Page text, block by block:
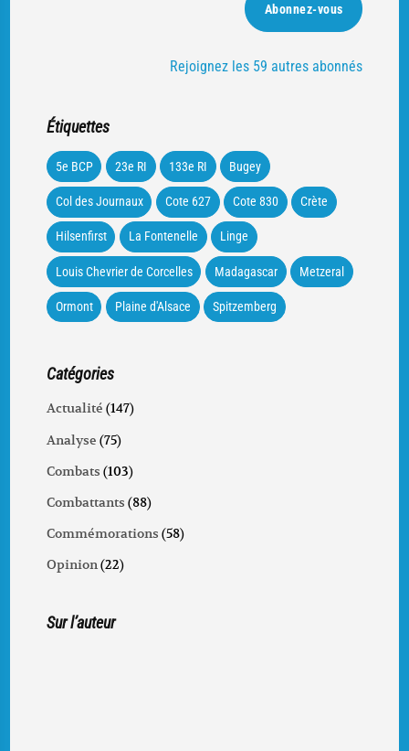
Abonnez-vous
Rejoignez les 59 autres abonnés
Étiquettes
5e BCP 23e RI 133e RI Bugey
Col des Journaux Cote 627 Cote 830 Crète
Hilsenfirst La Fontenelle Linge
Louis Chevrier de Corcelles Madagascar Metzeral
Ormont Plaine d'Alsace Spitzemberg
Catégories
Actualité (147)
Analyse (75)
Combats (103)
Combattants (88)
Commémorations (58)
Opinion(22)
Sur l’auteur